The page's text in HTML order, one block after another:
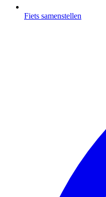
Fiets samenstellen